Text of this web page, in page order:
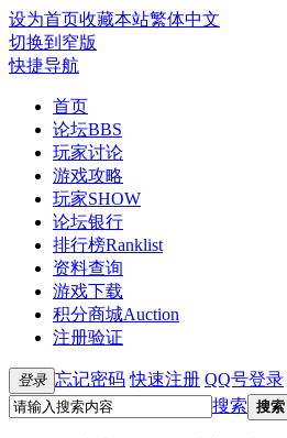
设为首页收藏本站繁体中文
切换到窄版
快捷导航
首页
论坛BBS
玩家讨论
游戏攻略
玩家SHOW
论坛银行
排行榜Ranklist
资料查询
游戏下载
积分商城Auction
注册验证
登录 忘记密码 快速注册 QQ号登录
搜索 搜索